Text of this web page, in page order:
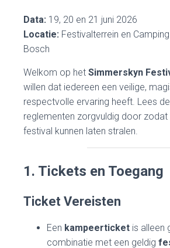
Data: 19, 20 en 21 juni 2026
Locatie: Festivalterrein en
Bosch
Welkom op het Simmerskyn
willen dat iedereen een veilige,
respectvolle ervaring heeft. Lees
reglementen zorgvuldig door
festival kunnen laten stralen.
1. Tickets en Toegang
Ticket Vereisten
Een kampeerticketis alleen
combinatie met een geldig